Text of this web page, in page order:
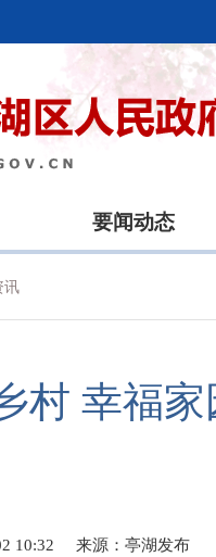
要闻动态
讯
村 幸福家
10:32 来源： 亭湖发布